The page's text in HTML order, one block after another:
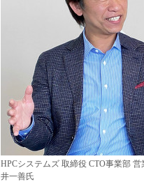
HPCシステムズ 取締役 CTO事業部
井一善氏